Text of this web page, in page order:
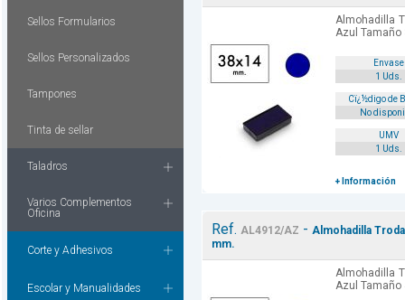
Sellos Formularios
Sellos Personalizados
Tampones
Tinta de sellar
Taladros
Varios Complementos
Oficina
Corte y Adhesivos
Escolar y Manualidades
Almohadilla
Azul Tamaño
Envase
1 Uds.
Cï¿½digo de
No
UMV
1 Uds.
+ Información
Ref. AL4912/AZ - Almohadilla
mm.
Almohadilla
Azul Tamaño